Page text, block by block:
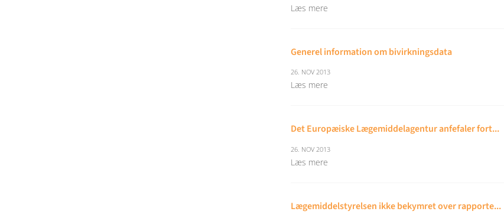
Læs mere
Generel information om bivirkningsdata
26. NOV 2013
Læs mere
Det Europæiske Lægemiddelagentur anfefaler fort...
26. NOV 2013
Læs mere
Lægemiddelstyrelsen ikke bekymret over rapporte...